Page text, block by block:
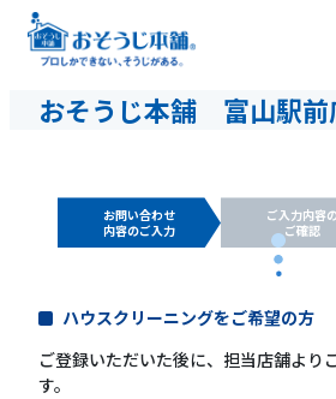
おそうじ本舗 富山駅前
お問い合わせ
内容のご入力
ご入力内容の
ご確認
ハウスクリーニングをご希望の方
ご登録いただいた後に、担当店舗より
す。